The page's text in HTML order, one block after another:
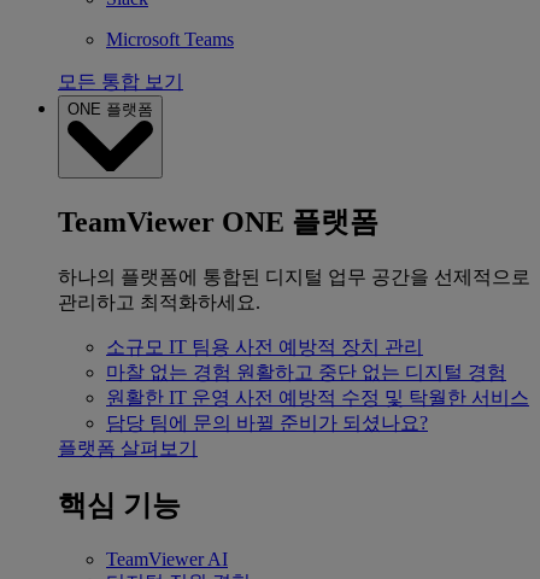
Microsoft Teams
모든 통합 보기
ONE 플랫폼
TeamViewer ONE 플랫폼
하나의 플랫폼에 통합된 디지털 업무 공간을 선제적으로
관리하고 최적화하세요.
소규모 IT 팀용 사전 예방적 장치 관리
마찰 없는 경험 원활하고 중단 없는 디지털 경험
원활한 IT 운영 사전 예방적 수정 및 탁월한 서비스
담당 팀에 문의 바뀔 준비가 되셨나요?
플랫폼 살펴보기
핵심 기능
TeamViewer AI